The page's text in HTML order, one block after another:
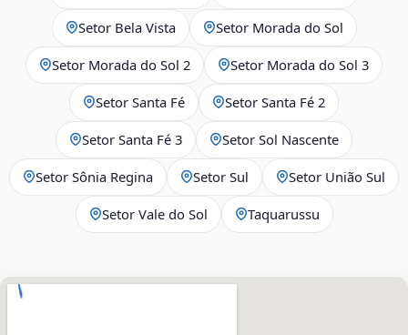
Setor Bela Vista Setor Morada do Sol
Setor Morada do Sol 2 Setor Morada do Sol 3
Setor Santa Fé Setor Santa Fé 2
Setor Santa Fé 3 Setor Sol Nascente
Setor Sônia Regina Setor Sul Setor União Sul
Setor Vale do Sol Taquarussu